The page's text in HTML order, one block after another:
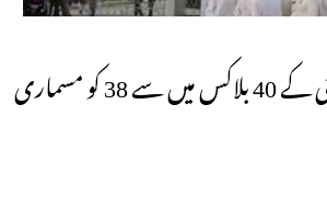
محمد علی جوہر یونیورسٹی کے 40 بلاکس میں سے 38 کو مسماری